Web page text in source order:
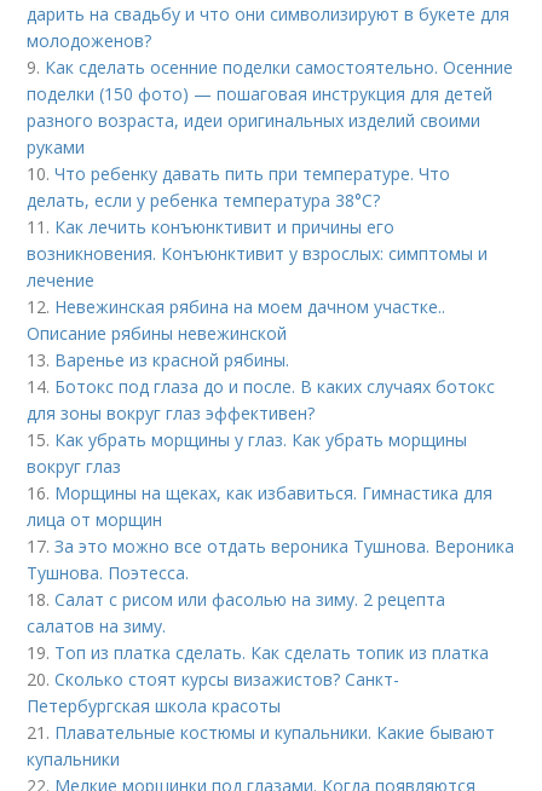
дарить на свадьбу и что они символизируют в букете для
молодоженов?
9. Как сделать осенние поделки самостоятельно. Осенние
поделки (150 фото) — пошаговая инструкция для детей
разного возраста, идеи оригинальных изделий своими
руками
10.Что ребенку давать пить при температуре. Что
делать, если у ребенка температура 38°С?
11. Как лечить конъюнктивит и причины его
возникновения. Конъюнктивит у взрослых: симптомы и
лечение
12. Невежинская рябина на моем дачном участке..
Описание рябины невежинской
13. Варенье из красной рябины.
14. Ботокс под глаза до и после. В каких случаях ботокс
для зоны вокруг глаз эффективен?
15. Как убрать морщины у глаз. Как убрать морщины
вокруг глаз
16. Морщины на щеках, как избавиться. Гимнастика для
лица от морщин
17.За это можно все отдать вероника Тушнова. Вероника
Тушнова. Поэтесса.
18.Салат с рисом или фасолью на зиму. 2 рецепта
салатов на зиму.
19. Топ из платка сделать. Как сделать топик из платка
20.Сколько стоят курсы визажистов? Санкт-
Петербургская школа красоты
21. Плавательные костюмы и купальники. Какие бывают
купальники
22. Мелкие морщинки под глазами. Когда появляются